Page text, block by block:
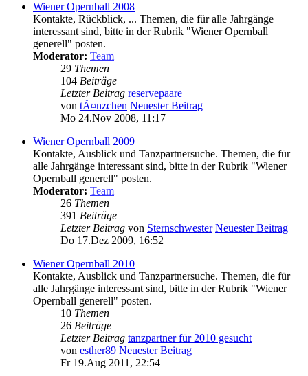
Wiener Opernball 2008
Kontakte, Rückblick, ... Themen, die für alle Jahrgänge
interessant sind, bitte in der Rubrik "Wiener Opernball
generell" posten.
Moderator: Team
29 Themen
104 Beiträge
Letzter Beitrag reservepaare
von tÃ¤nzchen Neuester Beitrag
Mo 24.Nov 2008, 11:17
Wiener Opernball 2009
Kontakte, Ausblick und Tanzpartnersuche. Themen, die für
alle Jahrgänge interessant sind, bitte in der Rubrik "Wiener
Opernball generell" posten.
Moderator: Team
26 Themen
391 Beiträge
Letzter Beitrag von Sternschwester Neuester Beitrag
Do 17.Dez 2009, 16:52
Wiener Opernball 2010
Kontakte, Ausblick und Tanzpartnersuche. Themen, die für
alle Jahrgänge interessant sind, bitte in der Rubrik "Wiener
Opernball generell" posten.
10 Themen
26 Beiträge
Letzter Beitrag tanzpartner für 2010 gesucht
von esther89 Neuester Beitrag
Fr 19.Aug 2011, 22:54